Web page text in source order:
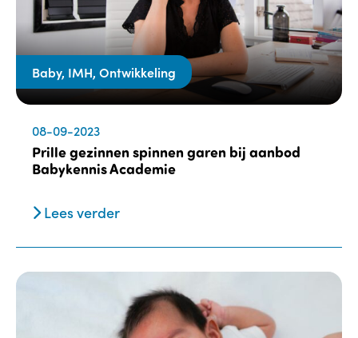
Baby, IMH, Ontwikkeling
08-09-2023
Prille gezinnen spinnen garen bij aanbod
Babykennis Academie
Lees verder